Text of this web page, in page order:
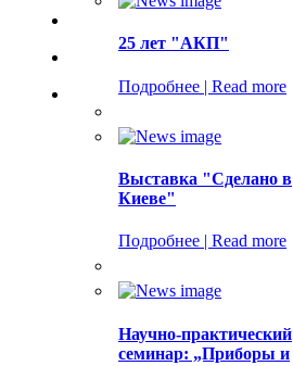
25 лет "АКП"
Подробнее | Read more
Выставка "Сделано в
Киеве"
Подробнее | Read more
Научно-практический
семинар: „Приборы и